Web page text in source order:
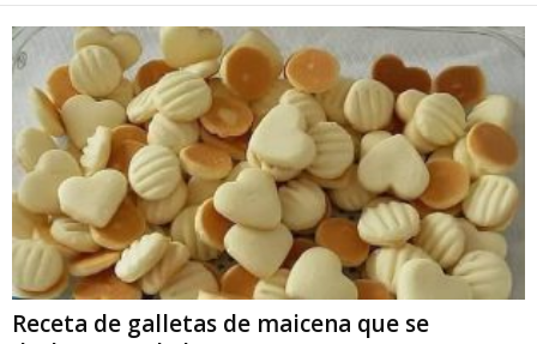
Receta de galletas de maicena que se